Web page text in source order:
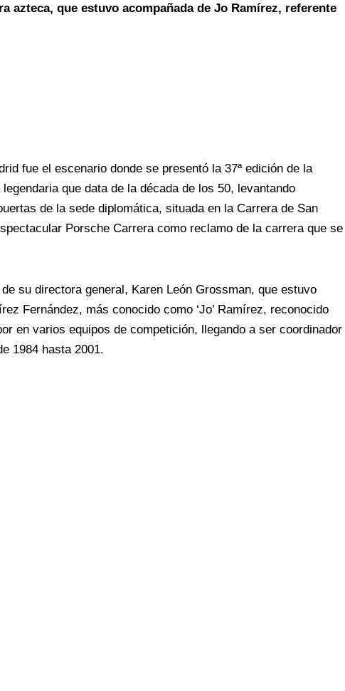
azteca, que estuvo acompañada de Jo Ramírez, referente
fue el escenario donde se presentó la 37ª edición de la
que data de la década de los 50, levantando
de la sede diplomática, situada en la Carrera de San
Porsche Carrera como reclamo de la carrera que se
su directora general, Karen León Grossman, que estuvo
Fernández, más conocido como ‘Jo’ Ramírez, reconocido
en varios equipos de competición, llegando a ser coordinador
1984 hasta 2001.